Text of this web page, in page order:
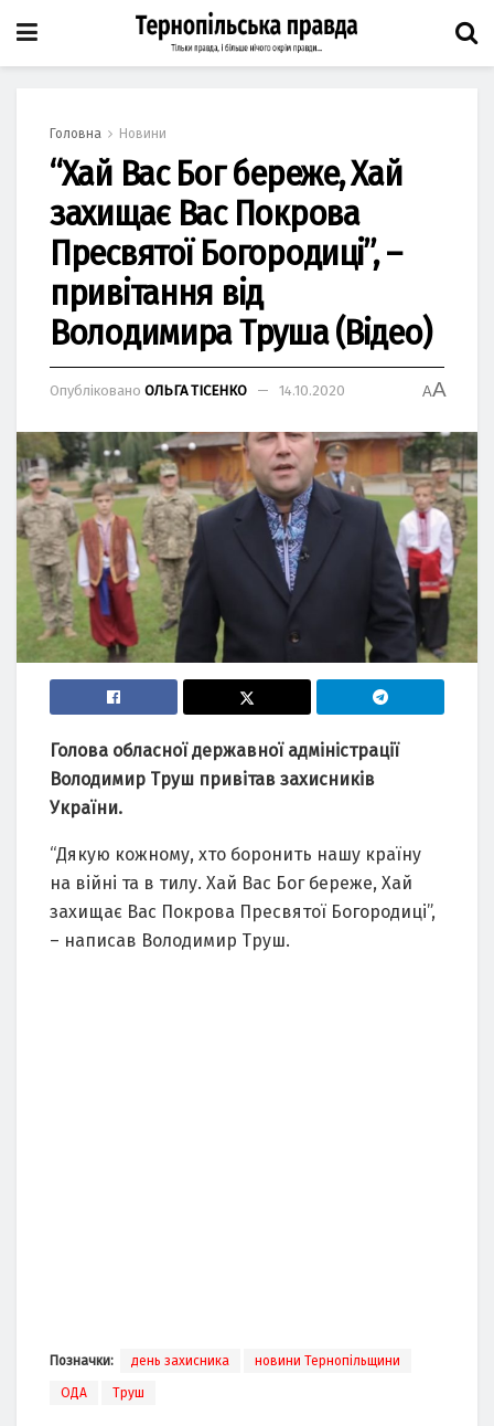
Головна Новини
“Хай Вас Бог береже, Хай
захищає Вас Покрова
Пресвятої Богородиці”, –
привітання від
Володимира Труша (Відео)
Опубліковано ОЛЬГА ТІСЕНКО 14.10.2020 AA
Голова обласної державної адміністрації
Володимир Труш привітав захисників
України.
“Дякую кожному, хто боронить нашу країну
на війні та в тилу. Хай Вас Бог береже, Хай
захищає Вас Покрова Пресвятої Богородиці”,
– написав Володимир Труш.
Позначки: день захисника новини Тернопільщини
ОДА Труш